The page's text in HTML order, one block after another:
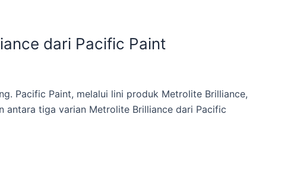
dari Pacific Paint
Pacific Paint, melalui lini produk Metrolite Brilliance,
antara tiga varian Metrolite Brilliance dari Pacific